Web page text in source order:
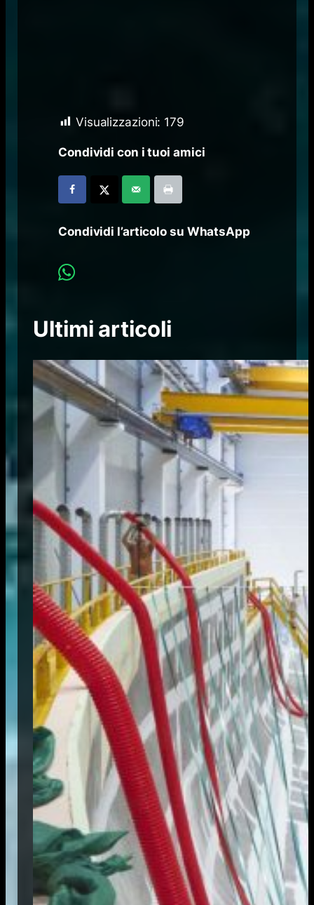
Visualizzazioni: 179
Condividi con i tuoi amici
Condividi l’articolo su WhatsApp
Ultimi articoli